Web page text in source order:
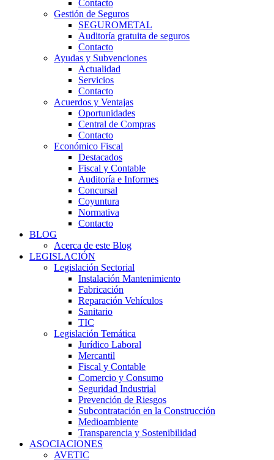
Contacto
Gestión de Seguros
SEGUROMETAL
Auditoría gratuita de seguros
Contacto
Ayudas y Subvenciones
Actualidad
Servicios
Contacto
Acuerdos y Ventajas
Oportunidades
Central de Compras
Contacto
Económico Fiscal
Destacados
Fiscal y Contable
Auditoría e Informes
Concursal
Coyuntura
Normativa
Contacto
BLOG
Acerca de este Blog
LEGISLACIÓN
Legislación Sectorial
Instalación Mantenimiento
Fabricación
Reparación Vehículos
Sanitario
TIC
Legislación Temática
Jurídico Laboral
Mercantil
Fiscal y Contable
Comercio y Consumo
Seguridad Industrial
Prevención de Riesgos
Subcontratación en la Construcción
Medioambiente
Transparencia y Sostenibilidad
ASOCIACIONES
AVETIC